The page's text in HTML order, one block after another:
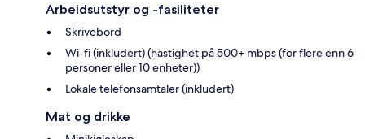
Arbeidsutstyr og -fasiliteter
Skrivebord
Wi-fi (inkludert) (hastighet på 500+ mbps (for flere enn 6
personer eller 10 enheter))
Lokale telefonsamtaler (inkludert)
Mat og drikke